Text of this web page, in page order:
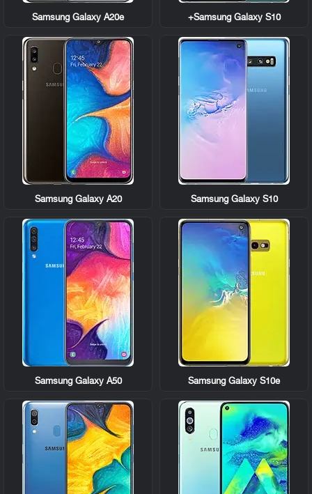
Samsung Galaxy S10+
Samsung Galaxy A20e
Samsung Galaxy S10
Samsung Galaxy A20
Samsung Galaxy S10e
Samsung Galaxy A50